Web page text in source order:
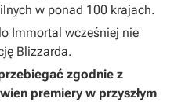
w ponad 100 krajach.
Immortal wcześniej nie
Blizzarda.
zgodnie z
premiery w przyszłym